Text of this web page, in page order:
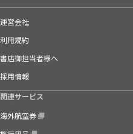
運営会社
利用規約
書店御担当者様へ
採用情報
関連サービス
海外航空券